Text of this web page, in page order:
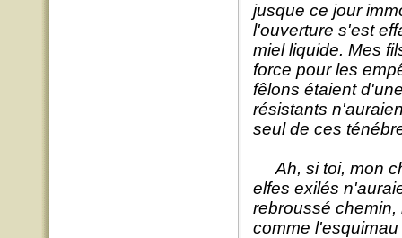
jusque ce jour
l'ouverture s'est
miel liquide. Mes
force pour les
fêlons étaient
résistants
seul de ces
Ah, si toi, mon
elfes exilés
rebroussé chemin,
comme